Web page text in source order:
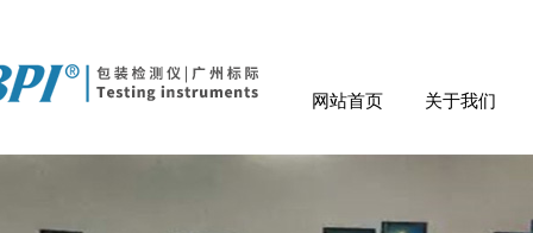
网站首页 关于我们